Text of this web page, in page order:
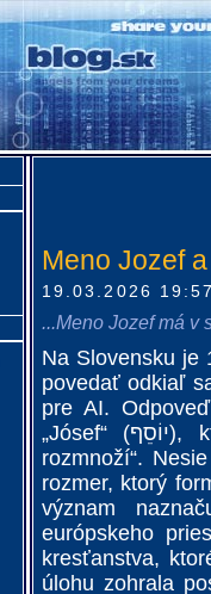
Meno Jozef
19.03.2026
...Meno Jozef má v
Na Slovensku je
povedať odkiaľ
pre AI.
„Jósef“ (יוֹסֵף), ktoré znamená: „Boh pridá“ alebo „Nech Boh
rozmnoží“.
rozmer, ktorý
význam
európskeho
kresťanstva,
úlohu zohrala